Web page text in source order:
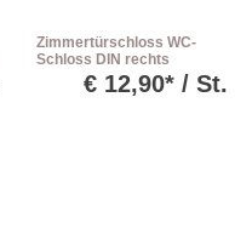
Zimmertürschloss WC-
Schloss DIN rechts
€ 12,90* / St.